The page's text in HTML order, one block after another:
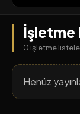
İşletme
0 işletme
Henüz